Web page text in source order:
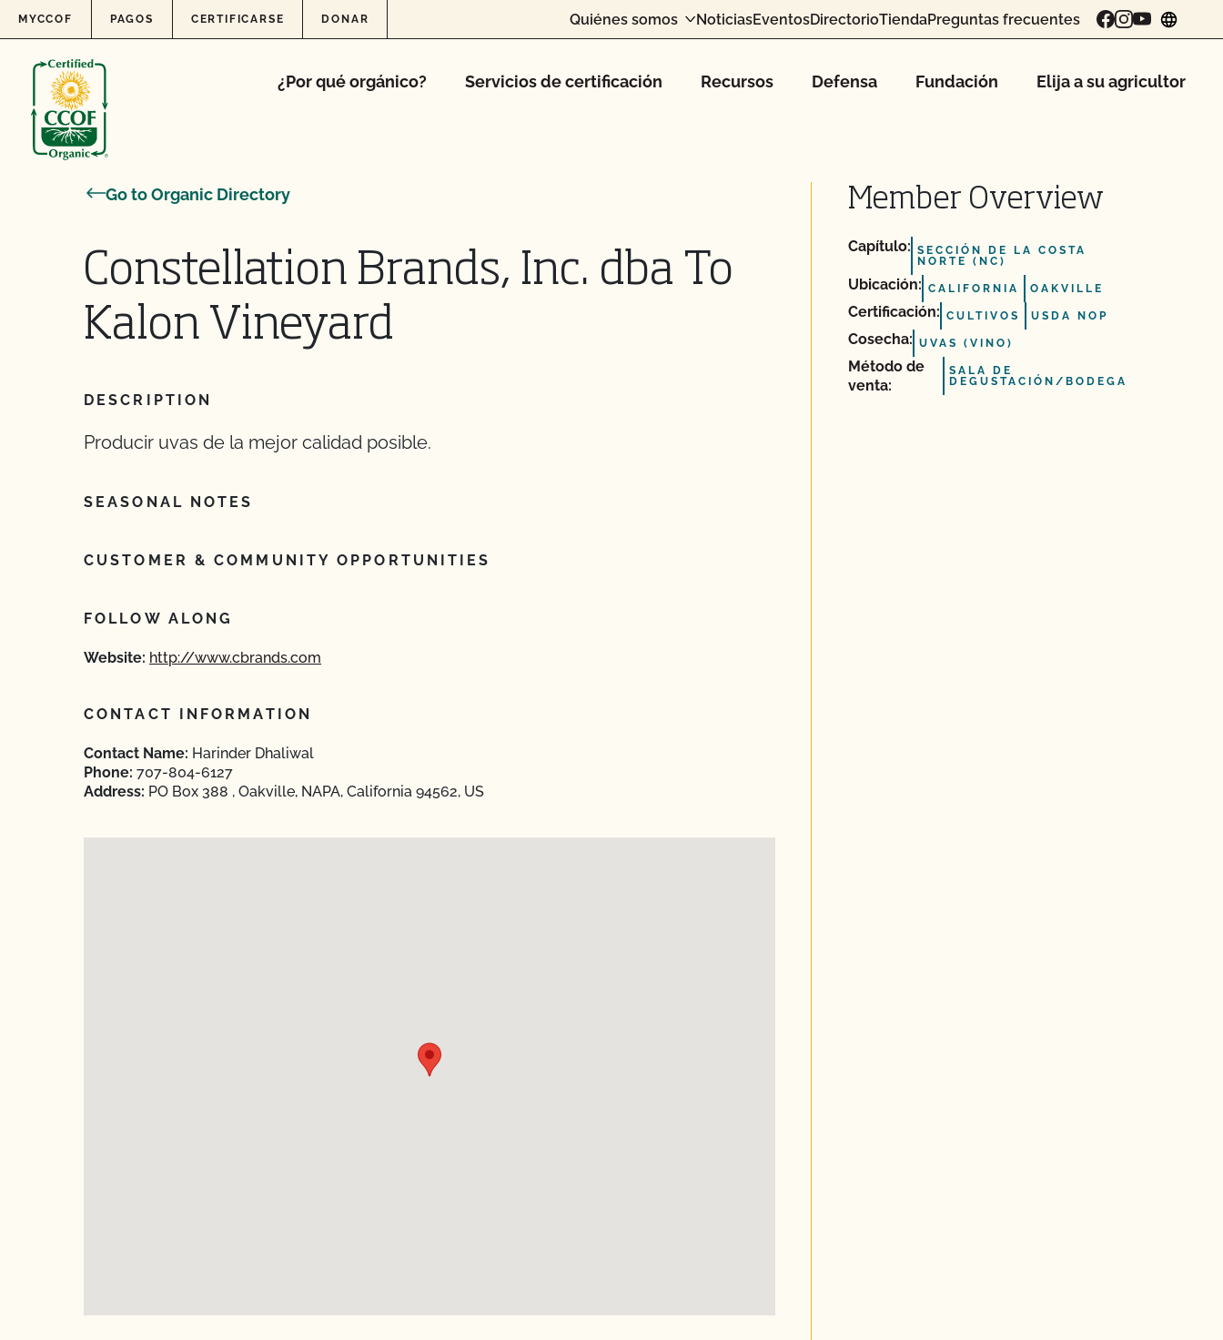
Skip to content
MYCCOF PAGOS CERTIFICARSE DONAR Quiénes somos NoticiasEventosDirectorioTiendaPreguntas frecuentes
¿Por qué orgánico? Servicios de certificación Recursos Defensa Fundación Elija a su agricultor
Go to Organic Directory
Constellation Brands, Inc. dba To
Kalon Vineyard
DESCRIPTION
Producir uvas de la mejor calidad posible.
SEASONAL NOTES
CUSTOMER & COMMUNITY OPPORTUNITIES
FOLLOW ALONG
Website: http://www.cbrands.com
CONTACT INFORMATION
Contact Name: Harinder Dhaliwal
Phone: 707-804-6127
Address: PO Box 388 , Oakville, NAPA, California 94562, US
Member Overview
Capítulo: SECCIÓN DE LA COSTA
NORTE (NC)
Ubicación: CALIFORNIA OAKVILLE
Certificación: CULTIVOS USDA NOP
Cosecha: UVAS (VINO)
Método de
venta:
SALA DE
DEGUSTACIÓN/BODEGA